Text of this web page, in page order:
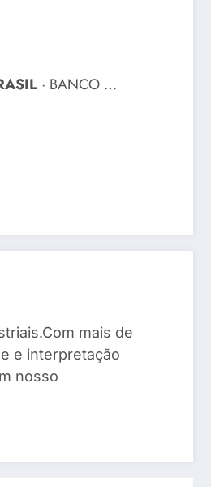
· BANCO …
mais de
e interpretação
nosso